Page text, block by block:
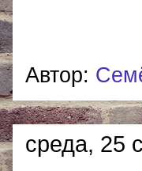
Автор:
среда, 25